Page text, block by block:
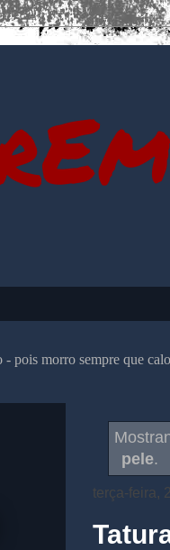
pois morro sempre que
pele.
terça-feira,